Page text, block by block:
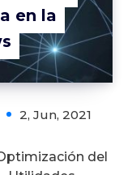
en la
2, Jun, 2021
del